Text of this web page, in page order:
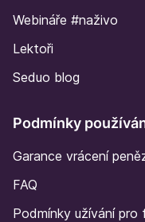
Webináře #naživo
Lektoři
Seduo blog
Podmínky
Garance vrácení
FAQ
Podmínky užívání pro